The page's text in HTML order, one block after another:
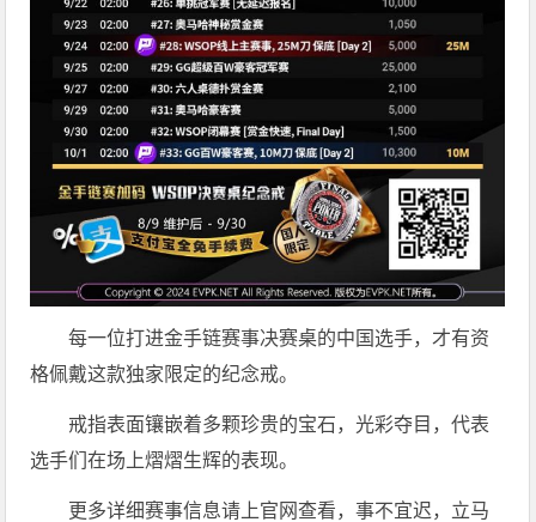
每一位打进金手链赛事决赛桌的中国选手，才有资
格佩戴这款独家限定的纪念戒。
戒指表面镶嵌着多颗珍贵的宝石，光彩夺目，代表
选手们在场上熠熠生辉的表现。
更多详细赛事信息请上官网查看，事不宜迟，立马